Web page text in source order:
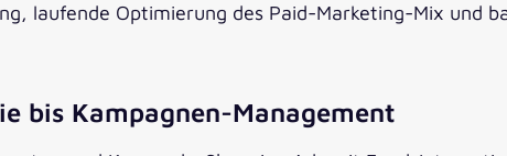
laufende Optimierung des Paid-Marketing-Mix und
bis Kampagnen-Management